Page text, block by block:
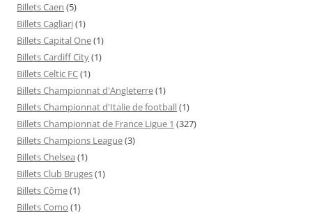
Billets Caen (5)
Billets Cagliari(1)
Billets Capital One(1)
Billets Cardiff City(1)
Billets Celtic FC(1)
Billets Championnat d'Angleterre(1)
Billets Championnat d'Italie de football(1)
Billets Championnat de France Ligue 1 (327)
Billets Champions League(3)
Billets Chelsea (1)
Billets Club Bruges(1)
Billets Côme(1)
Billets Como (1)